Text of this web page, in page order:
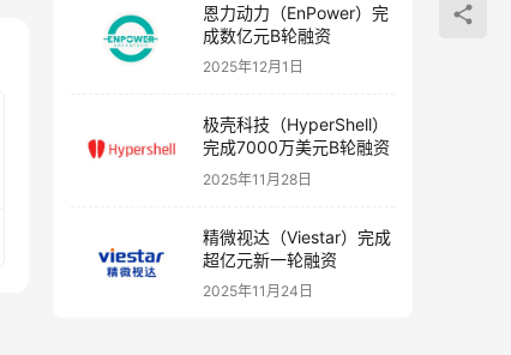
恩力动力（EnPower）完
成数亿元B轮融资
2025年12月1日
极壳科技（HyperShell）
完成7000万美元B轮融资
2025年11月28日
精微视达（Viestar）完成
超亿元新一轮融资
2025年11月24日